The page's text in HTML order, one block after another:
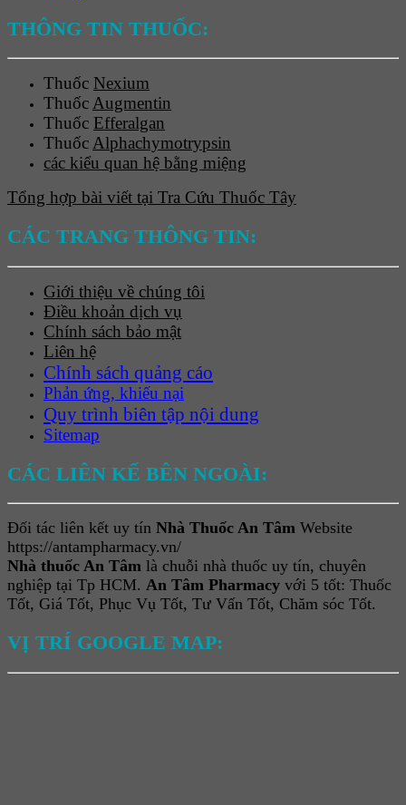
THÔNG TIN THUỐC:
Thuốc Nexium
ThuốcAugmentin
Thuốc Efferalgan
ThuốcAlphachymotrypsin
các kiểu quan hệ bằng miệng
Tổng hợp bài viết tại Tra Cứu Thuốc Tây
CÁC TRANG THÔNG TIN:
Giới thiệu về chúng tôi
Điều khoản dịch vụ
Chính sách bảo mật
Liên hệ
Chính sách quảng cáo
Phản ứng, khiếu nại
Quy trình biên tập nội dung
Sitemap
CÁC LIÊN KẾ BÊN NGOÀI:
Đối tác liên kết uy tín Nhà Thuốc An Tâm Website
https://antampharmacy.vn/
Nhà thuốc An Tâm là chuỗi nhà thuốc uy tín, chuyên
nghiệp tại Tp HCM. An Tâm Pharmacy với 5 tốt: Thuốc
Tốt, Giá Tốt, Phục Vụ Tốt, Tư Vấn Tốt, Chăm sóc Tốt.
VỊ TRÍ GOOGLE MAP: